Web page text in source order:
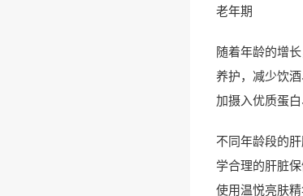
老年期
随着年龄的增
养护，减少饮
加摄入优质蛋
不同年龄段的
学合理的肝脏
使用温悦亮肤